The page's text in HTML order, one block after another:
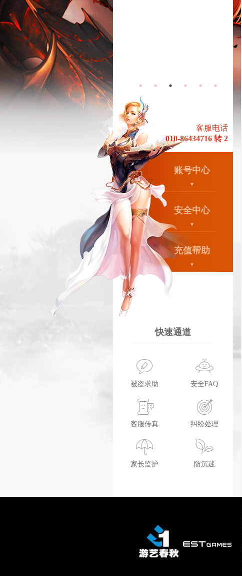
无烬战场-怀
旧服活动
客服电话
010-86434716 转 2
账号中心
安全中心
充值帮助
快速通道
被盗求助 安全FAQ
客服传真 纠纷处理
家长监护 防沉迷